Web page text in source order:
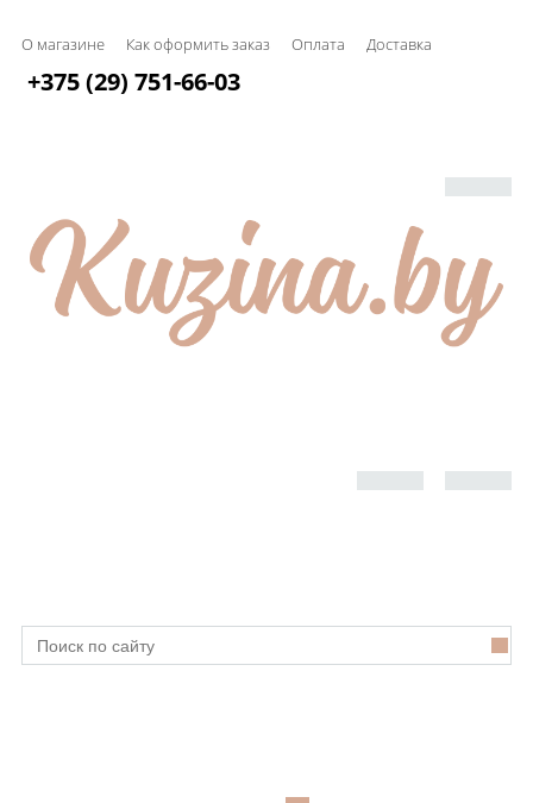
О магазине Как оформить заказ Оплата Доставка
+375 (29) 751-66-03